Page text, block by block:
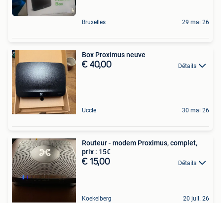
Bruxelles 29 mai 26
Box Proximus neuve
€ 40,00 Détails
Uccle 30 mai 26
Routeur - modem Proximus, complet,
prix : 15€
€ 15,00 Détails
Koekelberg 20 juil. 26